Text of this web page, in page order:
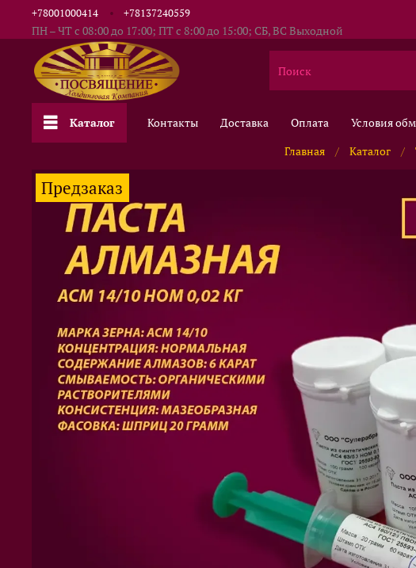
ПН – ЧТ с 08:00 до 17:00; ПТ с 8:00 до 15:00; СБ, ВС Выходной
+78001000414 +78137240559
Каталог Контакты Доставка Оплата Условия
Главная
Каталог
Предзаказ